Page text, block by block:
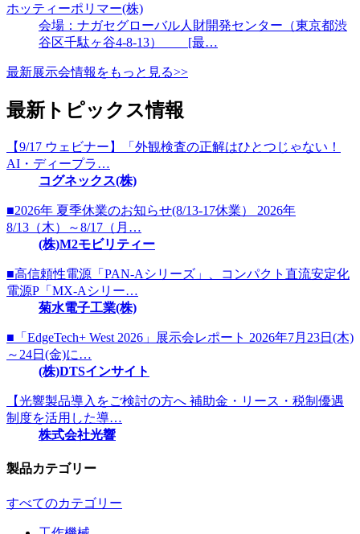
ホッティーポリマー(株)
会場：ナガセグローバル人財開発センター（東京都渋
谷区千駄ヶ谷4-8-13） [最…
最新展示会情報をもっと見る>>
最新トピックス情報
【9/17 ウェビナー】「外観検査の正解はひとつじゃない！
AI・ディープラ…
コグネックス(株)
■2026年 夏季休業のお知らせ(8/13-17休業） 2026年
8/13（木）～8/17（月…
(株)M2モビリティー
■高信頼性電源「PAN-Aシリーズ」、コンパクト直流安定化
電源P「MX-Aシリー…
菊水電子工業(株)
■「EdgeTech+ West 2026」展示会レポート 2026年7月23日(木)
～24日(金)に…
(株)DTSインサイト
【光響製品導入をご検討の方へ 補助金・リース・税制優遇
制度を活用した導…
株式会社光響
製品カテゴリー
すべてのカテゴリー